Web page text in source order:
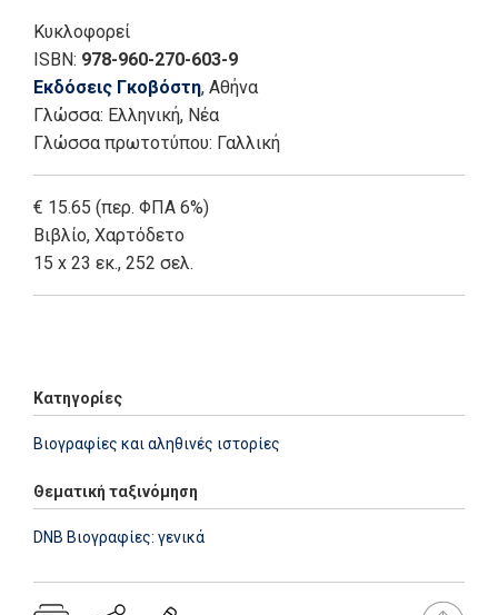
Κυκλοφορεί
ISBN: 978-960-270-603-9
Εκδόσεις Γκοβόστη, Αθήνα
Γλώσσα: Ελληνική, Νέα
Γλώσσα πρωτοτύπου: Γαλλική
€ 15.65 (περ. ΦΠΑ 6%)
Βιβλίο, Χαρτόδετο
15 x 23 εκ., 252 σελ.
Κατηγορίες
Βιογραφίες και αληθινές ιστορίες
Θεματική ταξινόμηση
DNB Βιογραφίες: γενικά